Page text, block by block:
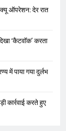
ऑपरेशन: देर रात
‘कैटवॉक’ करता
में पाया गया दुर्लभ
कार्रवाई करते हुए